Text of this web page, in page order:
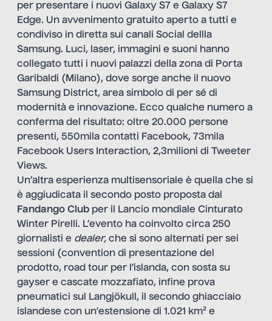
per presentare i nuovi Galaxy S7 e Galaxy S7
Edge. Un avvenimento gratuito aperto a tutti e
condiviso in diretta sui canali Social dellla
Samsung. Luci, laser, immagini e suoni hanno
collegato tutti i nuovi palazzi della zona di Porta
Garibaldi (Milano), dove sorge anche il nuovo
Samsung District, area simbolo di per sé di
modernità e innovazione. Ecco qualche numero a
conferma del risultato: oltre 20.000 persone
presenti, 550mila contatti Facebook, 73mila
Facebook Users Interaction, 2,3milioni di Tweeter
Views.
Un’altra esperienza multisensoriale è quella che si
è aggiudicata il secondo posto proposta dal
Fandango Club per il
Lancio mondiale Cinturato
Winter Pirelli. L’evento ha coinvolto circa 250
giornalisti e dealer, che si sono alternati per sei
sessioni (convention di presentazione del
prodotto, road tour per l’islanda, con sosta su
gayser e cascate mozzafiato, infine prova
pneumatici sul Langjökull, il secondo ghiacciaio
islandese con un’estensione di 1.021 km² e